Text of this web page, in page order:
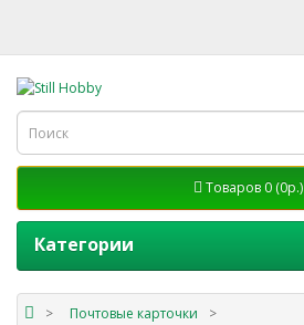
Товаров 0 (0р.)
Категории
Почтовые карточки